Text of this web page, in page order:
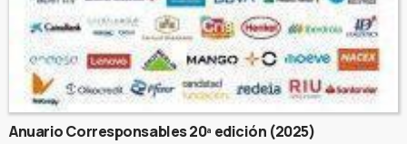
Anuario Corresponsables 20ª edición (2025)